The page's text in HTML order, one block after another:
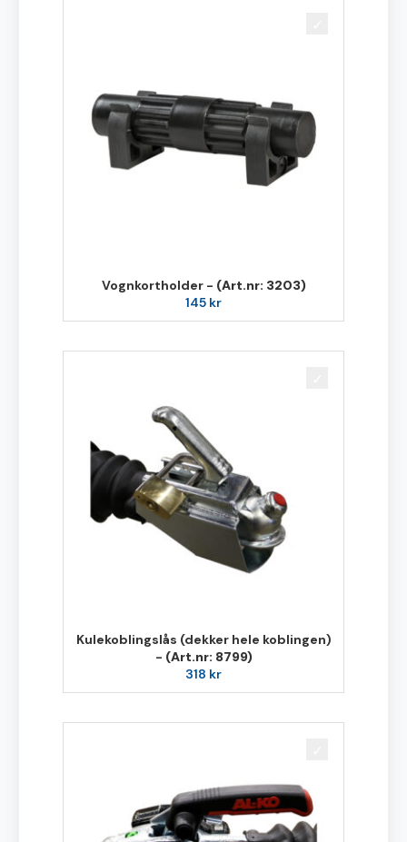
Vognkortholder - (Art.nr: 3203)
145 kr
Kulekoblingslås (dekker hele koblingen)
- (Art.nr: 8799)
318 kr